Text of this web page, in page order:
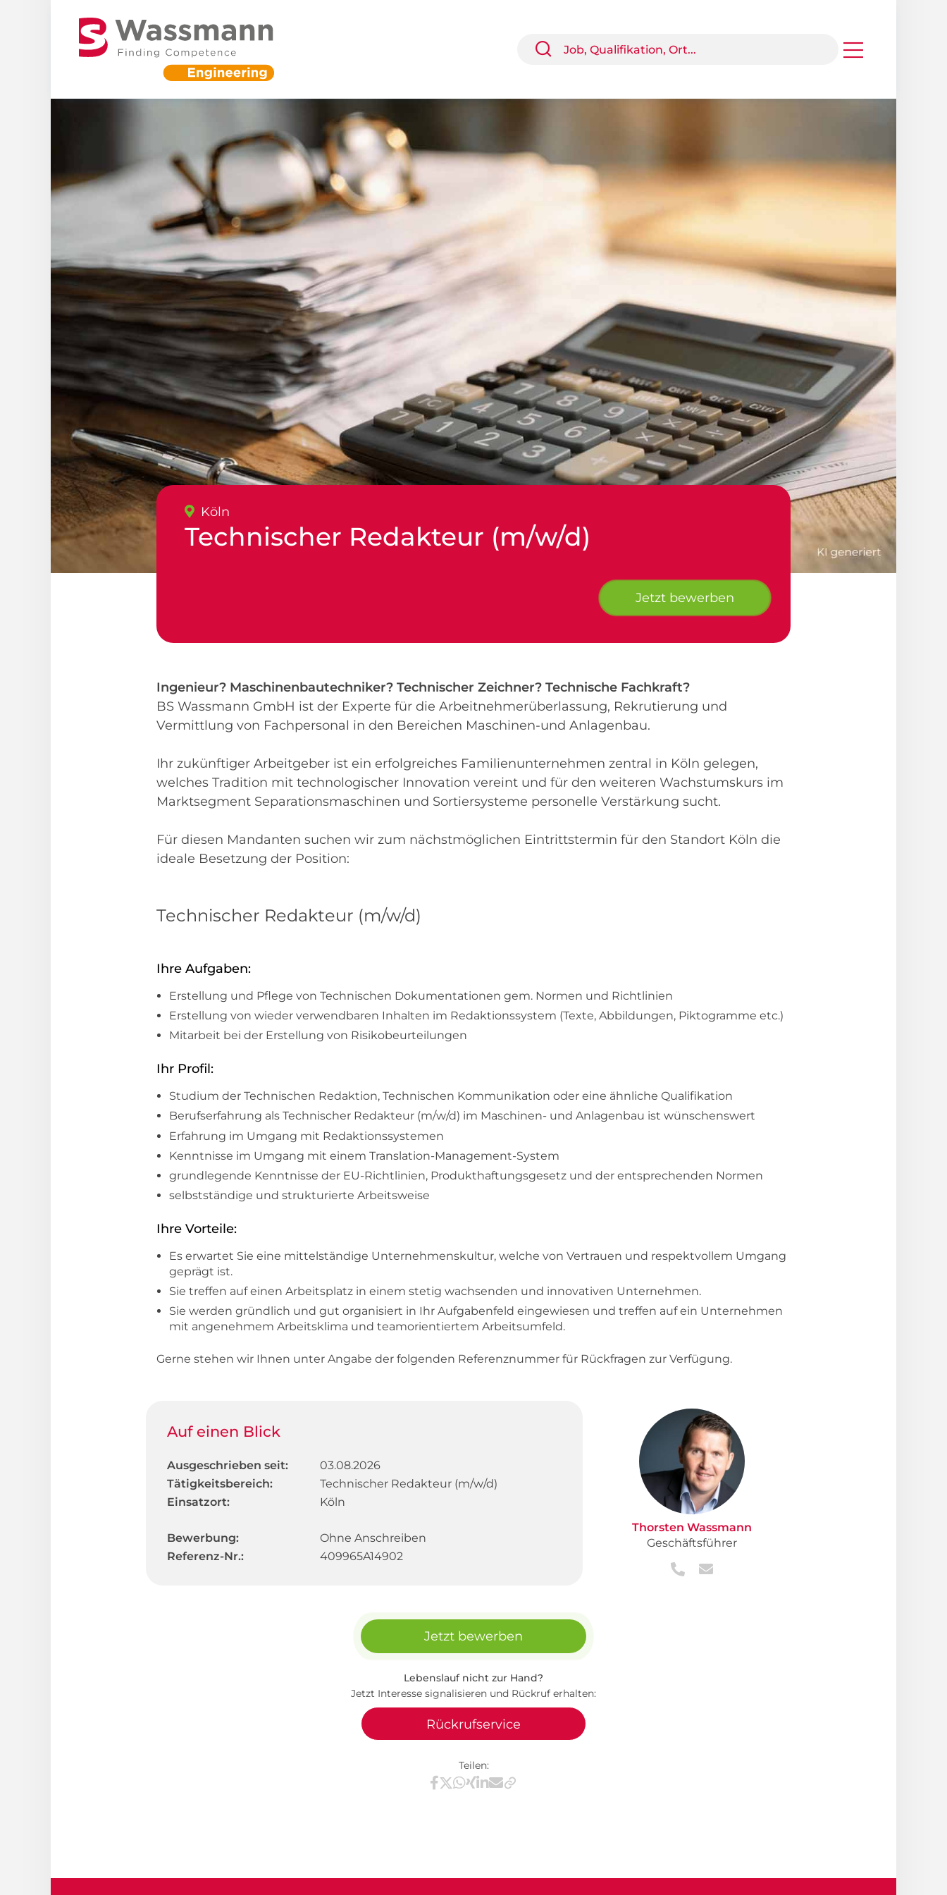
Köln
Technischer Redakteur (m/w/d)
Jetzt bewerben
Ingenieur? Maschinenbautechniker? Technischer Zeichner? Technische Fachkraft?
BS Wassmann GmbH ist der Experte für die Arbeitnehmerüberlassung, Rekrutierung und
Vermittlung von Fachpersonal in den Bereichen Maschinen-und Anlagenbau.
Ihr zukünftiger Arbeitgeber ist ein erfolgreiches Familienunternehmen zentral in Köln gelegen,
welches Tradition mit technologischer Innovation vereint und für den weiteren Wachstumskurs im
Marktsegment Separationsmaschinen und Sortiersysteme personelle Verstärkung sucht.
Für diesen Mandanten suchen wir zum nächstmöglichen Eintrittstermin für den Standort Köln die
ideale Besetzung der Position:
Technischer Redakteur (m/w/d)
Ihre Aufgaben:
Erstellung und Pflege von Technischen Dokumentationen gem. Normen und Richtlinien
Erstellung von wieder verwendbaren Inhalten im Redaktionssystem (Texte, Abbildungen, Piktogramme etc.)
Mitarbeit bei der Erstellung von Risikobeurteilungen
Ihr Profil:
Studium der Technischen Redaktion, Technischen Kommunikation oder eine ähnliche Qualifikation
Berufserfahrung als Technischer Redakteur (m/w/d) im Maschinen- und Anlagenbau ist wünschenswert
Erfahrung im Umgang mit Redaktionssystemen
Kenntnisse im Umgang mit einem Translation-Management-System
grundlegende Kenntnisse der EU-Richtlinien, Produkthaftungsgesetz und der entsprechenden Normen
selbstständige und strukturierte Arbeitsweise
Ihre Vorteile:
Es erwartet Sie eine mittelständige Unternehmenskultur, welche von Vertrauen und respektvollem Umgang
geprägt ist.
Sie treffen auf einen Arbeitsplatz in einem stetig wachsenden und innovativen Unternehmen.
Sie werden gründlich und gut organisiert in Ihr Aufgabenfeld eingewiesen und treffen auf ein Unternehmen
mit angenehmem Arbeitsklima und teamorientiertem Arbeitsumfeld.
Gerne stehen wir Ihnen unter Angabe der folgenden Referenznummer für Rückfragen zur Verfügung.
Auf einen Blick
Ausgeschrieben seit:
03.08.2026
Tätigkeitsbereich:
Technischer Redakteur (m/w/d)
Einsatzort:
Köln
Bewerbung:
Ohne Anschreiben
Referenz-Nr.:
409965A14902
Thorsten Wassmann
Geschäftsführer
Jetzt bewerben
Lebenslauf nicht zur Hand?
Jetzt Interesse signalisieren und Rückruf erhalten:
Rückrufservice
Teilen:
Teilen via Facebook
Teilen via X / Twitter
Teilen via WhatsApp
Teilen via Xing
Teilen via LinkedIn
Teilen via E-Mail